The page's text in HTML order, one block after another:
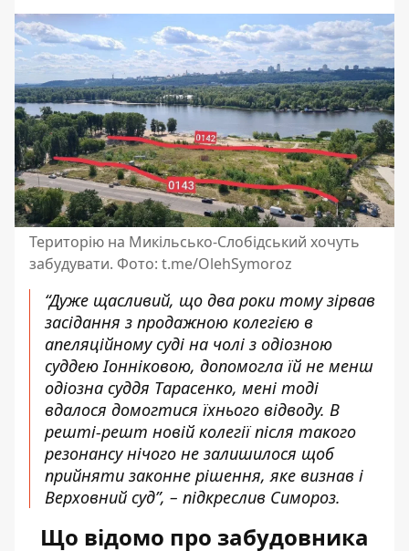
Територію на Микільсько-Слобідський хочуть
забудувати. Фото: t.me/OlehSymoroz
“Дуже щасливий, що два роки тому зірвав
засідання з продажною колегією в
апеляційному суді на чолі з одіозною
суддею Іонніковою, допомогла їй не менш
одіозна суддя Тарасенко, мені тоді
вдалося домогтися їхнього відводу. В
решті-решт новій колегії після такого
резонансу нічого не залишилося щоб
прийняти законне рішення, яке визнав і
Верховний суд”, – підкреслив Симороз.
Що відомо про забудовника